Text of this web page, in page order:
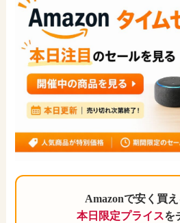
Amazonで安く買
本日限定プライスを